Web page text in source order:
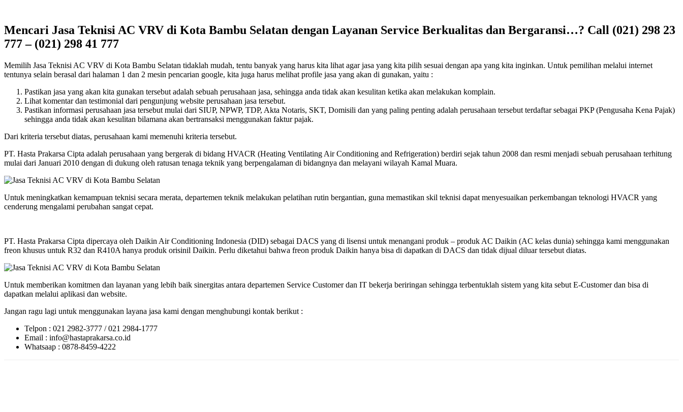
Mencari Jasa Teknisi AC VRV di Kota Bambu Selatan dengan Layanan Service Berkualitas dan Bergaransi…? Call (021) 298 23
777 – (021) 298 41 777
Memilih Jasa Teknisi AC VRV di Kota Bambu Selatan tidaklah mudah, tentu banyak yang harus kita lihat agar jasa yang kita pilih sesuai dengan apa yang kita inginkan. Untuk pemilihan melalui internet
tentunya selain berasal dari halaman 1 dan 2 mesin pencarian google, kita juga harus melihat profile jasa yang akan di gunakan, yaitu :
Pastikan jasa yang akan kita gunakan tersebut adalah sebuah perusahaan jasa, sehingga anda tidak akan kesulitan ketika akan melakukan komplain.
Lihat komentar dan testimonial dari pengunjung website perusahaan jasa tersebut.
Pastikan informasi perusahaan jasa tersebut mulai dari SIUP, NPWP, TDP, Akta Notaris, SKT, Domisili dan yang paling penting adalah perusahaan tersebut terdaftar sebagai PKP (Pengusaha Kena Pajak)
sehingga anda tidak akan kesulitan bilamana akan bertransaksi menggunakan faktur pajak.
Dari kriteria tersebut diatas, perusahaan kami memenuhi kriteria tersebut.
PT. Hasta Prakarsa Cipta adalah perusahaan yang bergerak di bidang HVACR (Heating Ventilating Air Conditioning and Refrigeration) berdiri sejak tahun 2008 dan resmi menjadi sebuah perusahaan terhitung
mulai dari Januari 2010 dengan di dukung oleh ratusan tenaga teknik yang berpengalaman di bidangnya dan melayani wilayah Kamal Muara.
Untuk meningkatkan kemampuan teknisi secara merata, departemen teknik melakukan pelatihan rutin bergantian, guna memastikan skil teknisi dapat menyesuaikan perkembangan teknologi HVACR yang
cenderung mengalami perubahan sangat cepat.
PT. Hasta Prakarsa Cipta dipercaya oleh Daikin Air Conditioning Indonesia (DID) sebagai DACS yang di lisensi untuk menangani produk – produk AC Daikin (AC kelas dunia) sehingga kami menggunakan
freon khusus untuk R32 dan R410A hanya produk orisinil Daikin. Perlu diketahui bahwa freon produk Daikin hanya bisa di dapatkan di DACS dan tidak dijual diluar tersebut diatas.
Untuk memberikan komitmen dan layanan yang lebih baik sinergitas antara departemen Service Customer dan IT bekerja beriringan sehingga terbentuklah sistem yang kita sebut E-Customer dan bisa di
dapatkan melalui aplikasi dan website.
Jangan ragu lagi untuk menggunakan layana jasa kami dengan menghubungi kontak berikut :
Telpon : 021 2982-3777 / 021 2984-1777
Email : info@hastaprakarsa.co.id
Whatsaap : 0878-8459-4222